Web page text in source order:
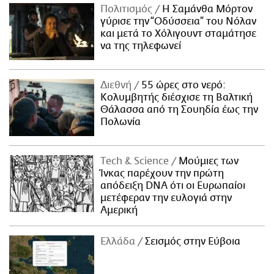
Πολιτισμός
Η Σαμάνθα Μόρτον
γύρισε την “Οδύσσεια” του Νόλαν
και μετά το Χόλιγουντ σταμάτησε
να της τηλεφωνεί
Διεθνή
55 ώρες στο νερό:
Κολυμβητής διέσχισε τη Βαλτική
Θάλασσα από τη Σουηδία έως την
Πολωνία
Τech & Science
Μούμιες των
Ίνκας παρέχουν την πρώτη
απόδειξη DNA ότι οι Ευρωπαίοι
μετέφεραν την ευλογιά στην
Αμερική
Ελλάδα Σεισμός στην Εύβοια